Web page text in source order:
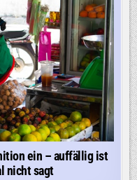
ein – auffällig ist
nicht sagt